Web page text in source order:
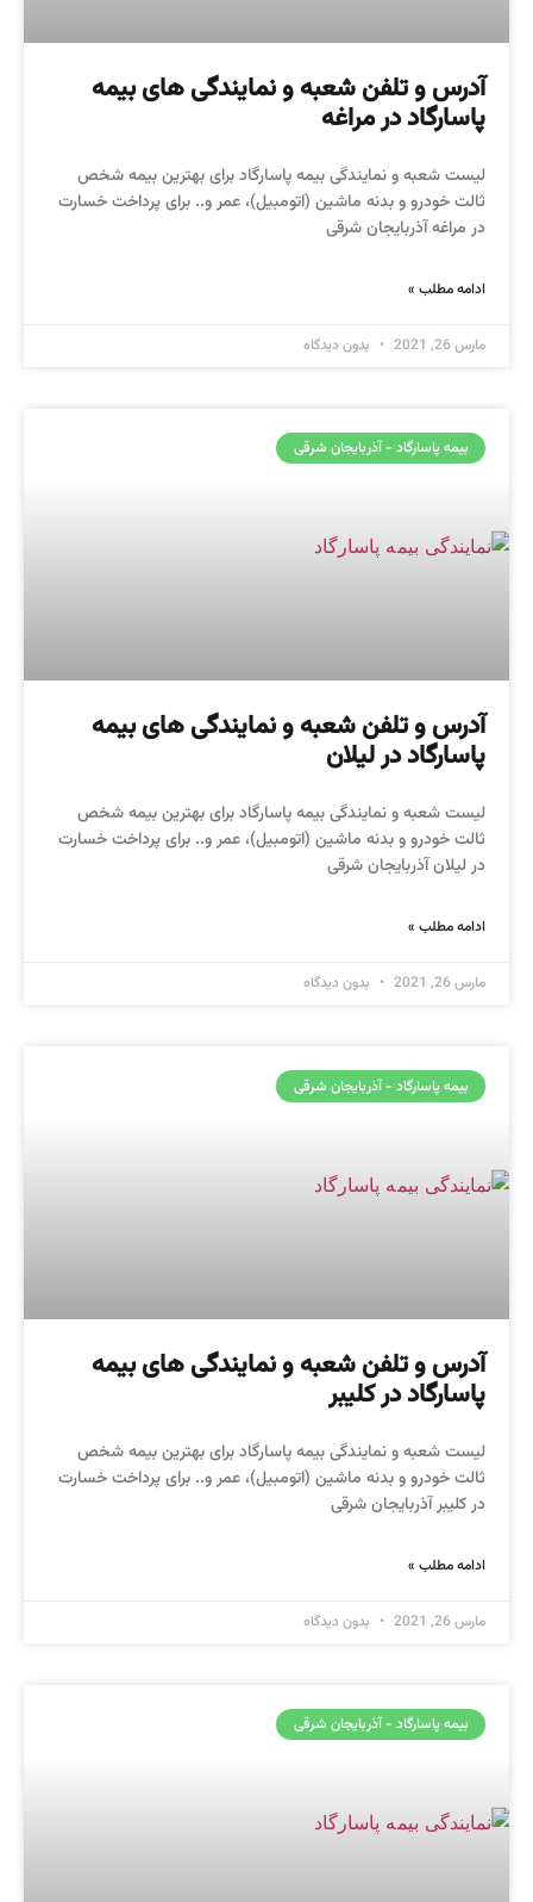
آدرس و تلفن شعبه و نمایندگی های بیمه
پاسارگاد در مراغه
لیست شعبه و نمایندگی بیمه پاسارگاد برای بهترین بیمه شخص
ثالت خودرو و بدنه ماشین (اتومبیل)، عمر و.. برای پرداخت خسارت
در مراغه آذربایجان شرقی
ادامه مطلب »
مارس 26, 2021 بدون دیدگاه
بیمه پاسارگاد - آذربایجان شرقی
آدرس و تلفن شعبه و نمایندگی های بیمه
پاسارگاد در لیلان
لیست شعبه و نمایندگی بیمه پاسارگاد برای بهترین بیمه شخص
ثالت خودرو و بدنه ماشین (اتومبیل)، عمر و.. برای پرداخت خسارت
در لیلان آذربایجان شرقی
ادامه مطلب »
مارس 26, 2021 بدون دیدگاه
بیمه پاسارگاد - آذربایجان شرقی
آدرس و تلفن شعبه و نمایندگی های بیمه
پاسارگاد در کلیبر
لیست شعبه و نمایندگی بیمه پاسارگاد برای بهترین بیمه شخص
ثالت خودرو و بدنه ماشین (اتومبیل)، عمر و.. برای پرداخت خسارت
در کلیبر آذربایجان شرقی
ادامه مطلب »
مارس 26, 2021 بدون دیدگاه
بیمه پاسارگاد - آذربایجان شرقی